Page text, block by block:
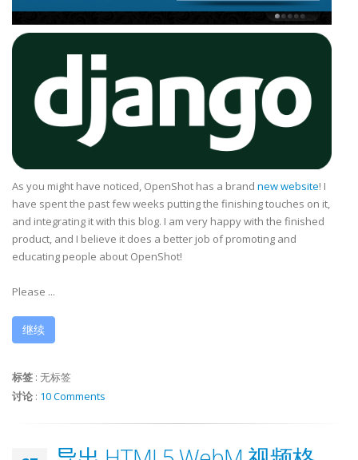
As you might have noticed, OpenShot has a brand new website! I
have spent the past few weeks putting the finishing touches on it,
and integrating it with this blog. I am very happy with the finished
product, and I believe it does a better job of promoting and
educating people about OpenShot!
Please ...
继续
标签 : 无标签
讨论 : 10 Comments